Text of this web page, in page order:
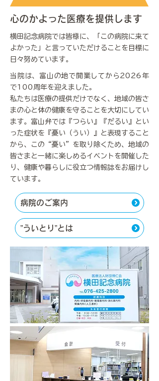
心のかよった医療を提供します
横田記念病院では皆様に、「この病院に来て
よかった」と言っていただけることを目標に
日々努めています。
当院は、富山の地で開業してから2026年
で100周年を迎えました。
私たちは医療の提供だけでなく、地域の皆さ
まの心と体の健康を守ることを大切にしてい
ます。富山弁では『つらい』『だるい』とい
った症状を『憂い（うい）』と表現すること
から、この“憂い”を取り除くため、地域の
皆さまと一緒に楽しめるイベントを開催した
り、健康や暮らしに役立つ情報誌をお届けし
ています。
病院のご案内
”ういとり”とは